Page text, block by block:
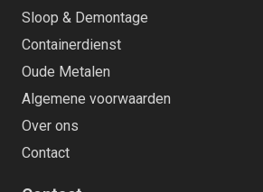
Sloop & Demontage
Containerdienst
Oude Metalen
Algemene voorwaarden
Over ons
Contact